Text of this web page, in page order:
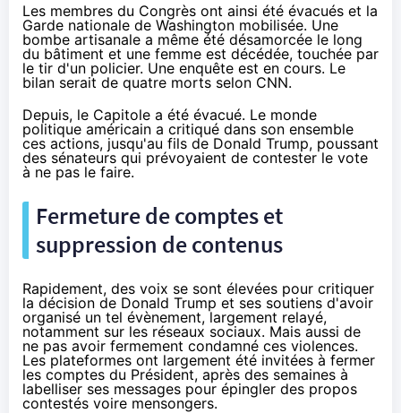
Les membres du Congrès ont ainsi été évacués et la
Garde nationale de Washington mobilisée. Une
bombe artisanale a même été désamorcée le long
du bâtiment et une femme est décédée, touchée par
le tir d'un policier. Une enquête est en cours. Le
bilan serait de quatre morts selon CNN.
Depuis, le Capitole a été évacué. Le monde
politique américain a critiqué dans son ensemble
ces actions, jusqu'au fils de Donald Trump, poussant
des sénateurs qui prévoyaient de contester le vote
à ne pas le faire.
Fermeture de comptes et
suppression de contenus
Rapidement, des voix se sont élevées pour critiquer
la décision de Donald Trump et ses soutiens d'avoir
organisé un tel évènement, largement relayé,
notamment sur les réseaux sociaux. Mais aussi de
ne pas avoir fermement condamné ces violences.
Les plateformes ont largement été invitées à fermer
les comptes du Président, après des semaines à
labelliser ses messages pour épingler des propos
contestés voire mensongers.